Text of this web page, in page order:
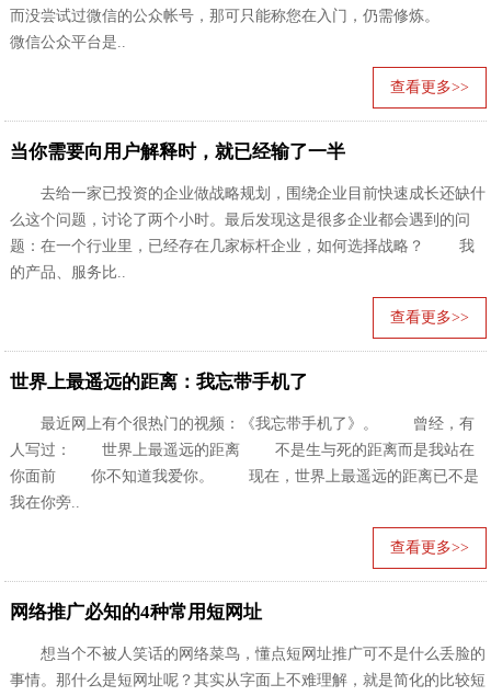
而没尝试过微信的公众帐号，那可只能称您在入门，仍需修炼。
微信公众平台是..
查看更多>>
当你需要向用户解释时，就已经输了一半
去给一家已投资的企业做战略规划，围绕企业目前快速成长还缺什
么这个问题，讨论了两个小时。最后发现这是很多企业都会遇到的问
题：在一个行业里，已经存在几家标杆企业，如何选择战略？ 我
的产品、服务比..
查看更多>>
世界上最遥远的距离：我忘带手机了
最近网上有个很热门的视频：《我忘带手机了》。 曾经，有
人写过： 世界上最遥远的距离 不是生与死的距离而是我站在
你面前 你不知道我爱你。 现在，世界上最遥远的距离已不是
我在你旁..
查看更多>>
网络推广必知的4种常用短网址
想当个不被人笑话的网络菜鸟，懂点短网址推广可不是什么丢脸的
事情。那什么是短网址呢？其实从字面上不难理解，就是简化的比较短